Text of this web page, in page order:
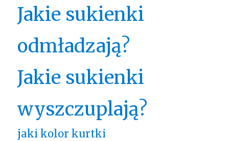
Jakie sukienki
odmładzają?
Jakie sukienki
wyszczuplają?
jaki kolor kurtki